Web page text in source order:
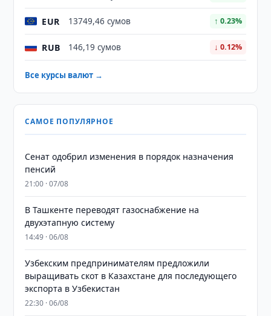
EUR 13749,46 сумов ↑ 0.23%
RUB 146,19 сумов ↓ 0.12%
Все курсы валют →
САМОЕ ПОПУЛЯРНОЕ
Сенат одобрил изменения в порядок назначения
пенсий
21:00 · 07/08
В Ташкенте переводят газоснабжение на
двухэтапную систему
14:49 · 06/08
Узбекским предпринимателям предложили
выращивать скот в Казахстане для последующего
экспорта в Узбекистан
22:30 · 06/08